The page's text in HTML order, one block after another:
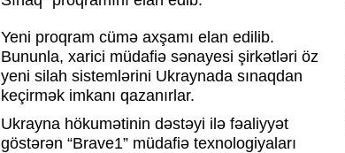
Yeni proqram cümə axşamı elan edilib.
Bununla, xarici müdafiə sənayesi şirkətləri öz
yeni silah sistemlərini Ukraynada sınaqdan
keçirmək imkanı qazanırlar.
Ukrayna hökumətinin dəstəyi ilə fəaliyyət
göstərən “Brave1” müdafiə texnologiyaları